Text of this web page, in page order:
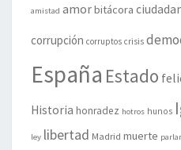
amistad amorbitácora
corrupción corruptos crisis
España Estado
Historia honradez hotros hunos
ley libertad Madrid muerte